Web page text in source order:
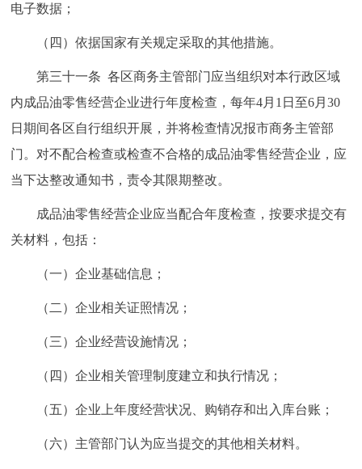
电子数据；
（四）依据国家有关规定采取的其他措施。
第三十一条 各区商务主管部门应当组织对本行政区域
内成品油零售经营企业进行年度检查，每年4月1日至6月30
日期间各区自行组织开展，并将检查情况报市商务主管部
门。对不配合检查或检查不合格的成品油零售经营企业，应
当下达整改通知书，责令其限期整改。
成品油零售经营企业应当配合年度检查，按要求提交有
关材料，包括：
（一）企业基础信息；
（二）企业相关证照情况；
（三）企业经营设施情况；
（四）企业相关管理制度建立和执行情况；
（五）企业上年度经营状况、购销存和出入库台账；
（六）主管部门认为应当提交的其他相关材料。